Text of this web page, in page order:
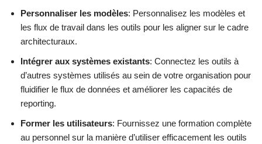
Personnaliser les modèles: Personnalisez les modèles et
les flux de travail dans les outils pour les aligner sur le cadre
architecturaux.
Intégrer aux systèmes existants: Connectez les outils à
d’autres systèmes utilisés au sein de votre organisation pour
fluidifier le flux de données et améliorer les capacités de
reporting.
Former les utilisateurs: Fournissez une formation complète
au personnel sur la manière d’utiliser efficacement les outils